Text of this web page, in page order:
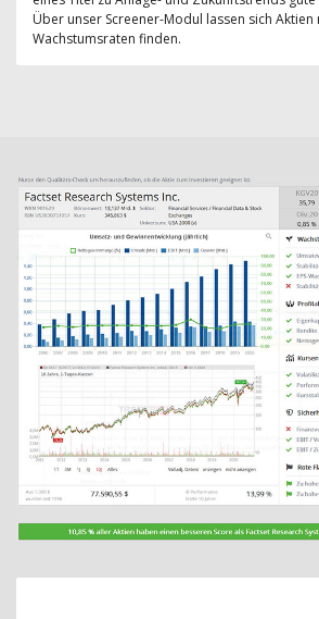
Über unser Screener-Modul lassen sich
Wachstumsraten finden.